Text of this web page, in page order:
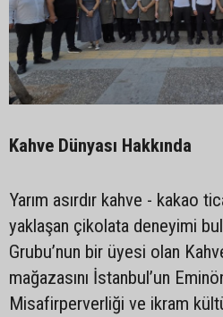
Kahve Dünyası Hakkında
Yarım asırdır kahve - kakao
yaklaşan çikolata deneyimi
Grubu’nun bir üyesi olan
mağazasını İstanbul’un
Misafirperverliği ve ikram